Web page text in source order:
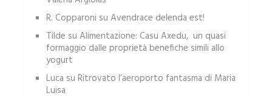
R. Copparoni su Avendrace delenda est!
Tilde su Alimentazione: Casu Axedu, un quasi
formaggio dalle proprietà benefiche simili allo
yogurt
Luca su Ritrovato l’aeroporto fantasma di Maria
Luisa